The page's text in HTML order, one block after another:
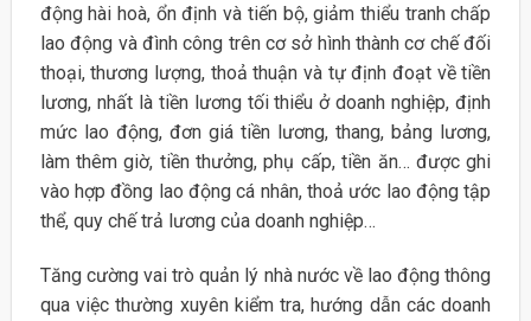
động hài hoà, ổn định và tiến bộ, giảm thiểu tranh chấp
lao động và đình công trên cơ sở hình thành cơ chế đối
thoại, thương lượng, thoả thuận và tự định đoạt về tiền
lương, nhất là tiền lương tối thiểu ở doanh nghiệp, định
mức lao động, đơn giá tiền lương, thang, bảng lương,
làm thêm giờ, tiền thưởng, phụ cấp, tiền ăn… được ghi
vào hợp đồng lao động cá nhân, thoả ước lao động tập
thể, quy chế trả lương của doanh nghiệp…
Tăng cường vai trò quản lý nhà nước về lao động thông
qua việc thường xuyên kiểm tra, hướng dẫn các doanh